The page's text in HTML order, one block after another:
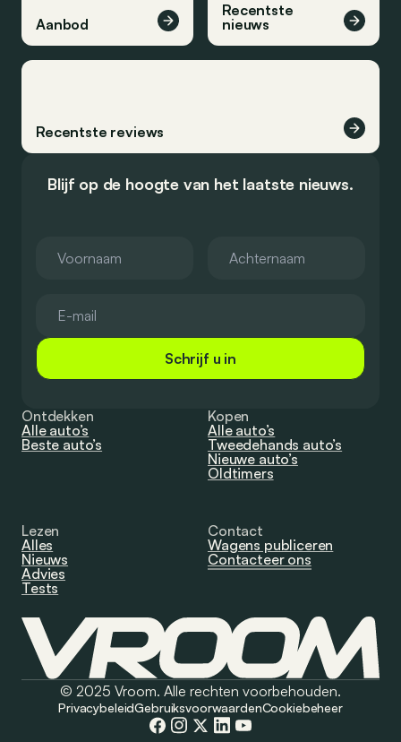
Aanbod
Recentste
nieuws
Recentste reviews
Blijf op de hoogte van het laatste nieuws.
Schrijf u in
Ontdekken
Alle auto’s
Beste auto’s
Kopen
Alle auto’s
Tweedehands auto’s
Nieuwe auto’s
Oldtimers
Lezen
Alles
Nieuws
Advies
Tests
Contact
Wagens publiceren
Contacteer ons
© 2025 Vroom. Alle rechten voorbehouden.
PrivacybeleidGebruiksvoorwaardenCookiebeheer